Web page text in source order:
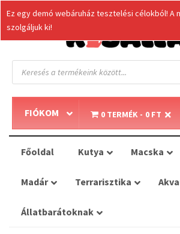
Products
search
FIÓKOM 0 TERMÉK 0 FT
Főoldal Kutya Macska
Madár Terrarisztika
Állatbarátoknak
Ez egy demó webáruház tesztelési célokból! A
szolgáljuk ki!